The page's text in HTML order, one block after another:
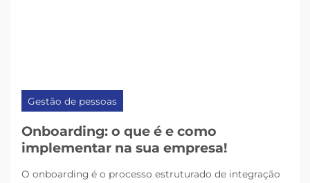
Gestão de pessoas
Onboarding: o que é e como
implementar na sua empresa!
O onboarding é o processo estruturado de integração